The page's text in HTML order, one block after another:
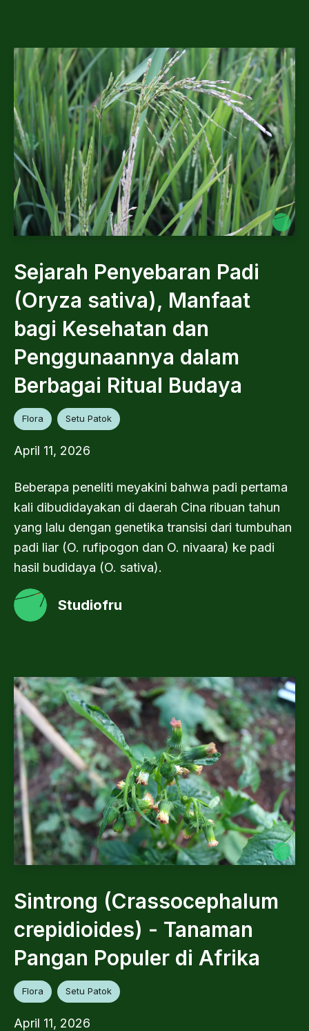
Sejarah Penyebaran Padi
(Oryza sativa), Manfaat
bagi Kesehatan dan
Penggunaannya dalam
Berbagai Ritual Budaya
Flora Setu Patok
April 11, 2026
Beberapa peneliti meyakini bahwa padi pertama
kali dibudidayakan di daerah Cina ribuan tahun
yang lalu dengan genetika transisi dari tumbuhan
padi liar (O. rufipogon dan O. nivaara) ke padi
hasil budidaya (O. sativa).
Studiofru
Sintrong (Crassocephalum
crepidioides) - Tanaman
Pangan Populer di Afrika
Flora Setu Patok
April 11, 2026